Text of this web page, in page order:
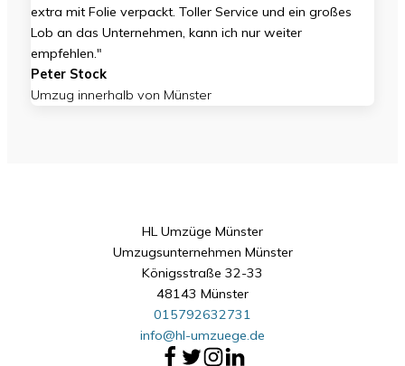
extra mit Folie verpackt. Toller Service und ein großes
Lob an das Unternehmen, kann ich nur weiter
empfehlen."
Peter Stock
Umzug innerhalb von Münster
HL Umzüge Münster
Umzugsunternehmen Münster
Königsstraße 32-33
48143 Münster
015792632731
info@hl-umzuege.de